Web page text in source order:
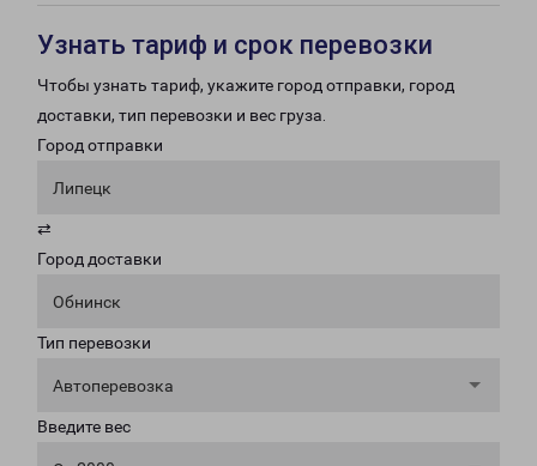
Узнать тариф и срок перевозки
Чтобы узнать тариф, укажите город отправки, город
доставки, тип перевозки и вес груза.
Город отправки
Липецк
⇄
Город доставки
Обнинск
Тип перевозки
Автоперевозка
Введите вес